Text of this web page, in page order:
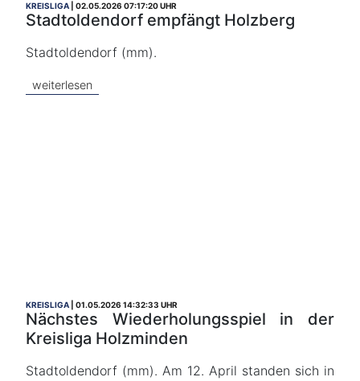
KREISLIGA 02.05.2026 07:17:20 UHR
Stadtoldendorf empfängt Holzberg
Stadtoldendorf (mm).
weiterlesen
KREISLIGA 01.05.2026 14:32:33 UHR
Nächstes Wiederholungsspiel in der
Kreisliga Holzminden
Stadtoldendorf (mm). Am 12. April standen sich in